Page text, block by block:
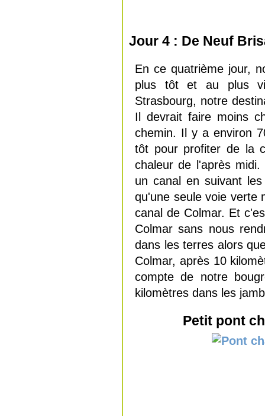
Jour 4 : De Neuf
En ce quatrième jour,
plus tôt et au plus
Strasbourg, notre
Il devrait faire moins
chemin. Il y a environ
tôt pour profiter de la
chaleur de l'après
un canal en suivant
qu'une seule voie verte
canal de Colmar. Et
Colmar sans nous
dans les terres alors
Colmar, après 10
compte de notre
kilomètres dans les
Petit pont